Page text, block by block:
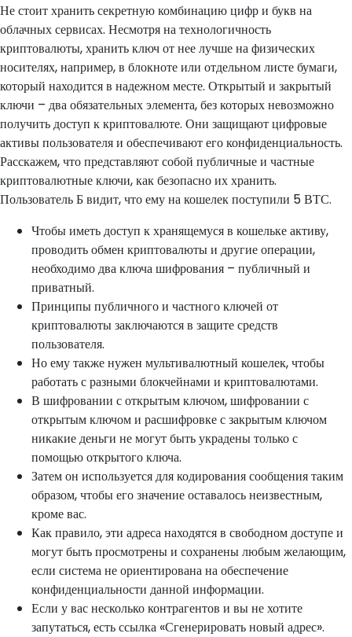
Не стоит хранить секретную комбинацию цифр и букв на
облачных сервисах. Несмотря на технологичность
криптовалюты, хранить ключ от нее лучше на физических
носителях, например, в блокноте или отдельном листе бумаги,
который находится в надежном месте. Открытый и закрытый
ключи – два обязательных элемента, без которых невозможно
получить доступ к криптовалюте. Они защищают цифровые
активы пользователя и обеспечивают его конфиденциальность.
Расскажем, что представляют собой публичные и частные
криптовалютные ключи, как безопасно их хранить.
Пользователь Б видит, что ему на кошелек поступили 5 ВТС.
Чтобы иметь доступ к хранящемуся в кошельке активу,
проводить обмен криптовалюты и другие операции,
необходимо два ключа шифрования – публичный и
приватный.
Принципы публичного и частного ключей от
криптовалюты заключаются в защите средств
пользователя.
Но ему также нужен мультивалютный кошелек, чтобы
работать с разными блокчейнами и криптовалютами.
В шифровании с открытым ключом, шифровании с
открытым ключом и расшифровке с закрытым ключом
никакие деньги не могут быть украдены только с
помощью открытого ключа.
Затем он используется для кодирования сообщения таким
образом, чтобы его значение оставалось неизвестным,
кроме вас.
Как правило, эти адреса находятся в свободном доступе и
могут быть просмотрены и сохранены любым желающим,
если система не ориентирована на обеспечение
конфиденциальности данной информации.
Если у вас несколько контрагентов и вы не хотите
запутаться, есть ссылка «Сгенерировать новый адрес».